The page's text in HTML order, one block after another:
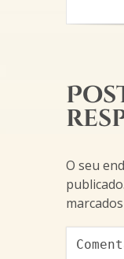
O seu
publicado.